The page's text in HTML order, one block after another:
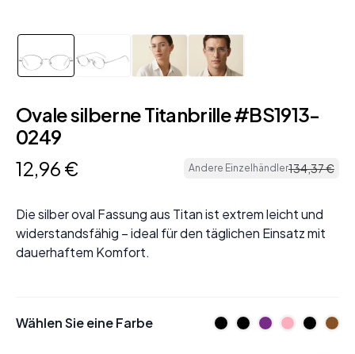
Ovale silberne Titanbrille #BS1913-
0249
12,96 € Andere Einzelhändler134,37€
Die silber oval Fassung aus Titan ist extrem leicht und
widerstandsfähig – ideal für den täglichen Einsatz mit
dauerhaftem Komfort.
Wählen Sie eine Farbe